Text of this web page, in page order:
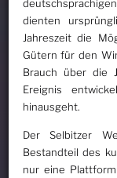
dienten
Jahreszeit die
Gütern für den
Brauch über die
Ereignis
hinausgeht.
Der Selbitzer
Bestandteil des
nur eine